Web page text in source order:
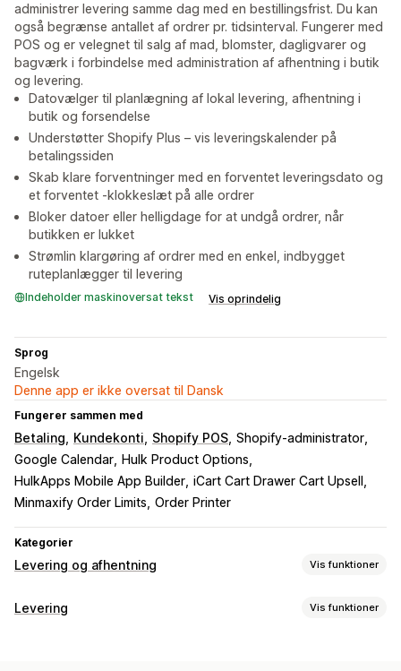
administrer levering samme dag med en bestillingsfrist. Du kan
også begrænse antallet af ordrer pr. tidsinterval. Fungerer med
POS og er velegnet til salg af mad, blomster, dagligvarer og
bagværk i forbindelse med administration af afhentning i butik
og levering.
Datovælger til planlægning af lokal levering, afhentning i
butik og forsendelse
Understøtter Shopify Plus – vis leveringskalender på
betalingssiden
Skab klare forventninger med en forventet leveringsdato og
et forventet -klokkeslæt på alle ordrer
Bloker datoer eller helligdage for at undgå ordrer, når
butikken er lukket
Strømlin klargøring af ordrer med en enkel, indbygget
ruteplanlægger til levering
Indeholder maskinoversat tekst Vis oprindelig
Sprog
Engelsk
Denne app er ikke oversat til Dansk
Fungerer sammen med
Betaling Kundekonti Shopify POS Shopify-administrator
Google Calendar
Hulk Product Options
HulkApps Mobile App Builder iCart Cart Drawer Cart Upsell
Minmaxify Order Limits Order Printer
Kategorier
Levering og afhentning Vis funktioner
Leveringsmuligheder
Levering Vis funktioner